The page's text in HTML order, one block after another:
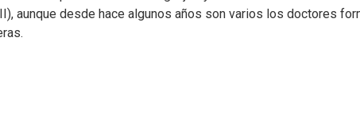
aunque desde hace algunos años son varios los doctores